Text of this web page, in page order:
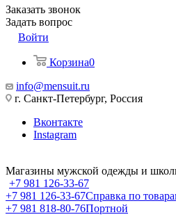
Заказать звонок
Задать вопрос
Войти
Корзина0
info@mensuit.ru
г. Санкт-Петербург, Россия
Вконтакте
Instagram
Магазины мужской одежды и
+7 981 126-33-67
+7 981 126-33-67Справка по
+7 981 818-80-76Портной